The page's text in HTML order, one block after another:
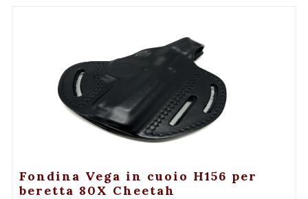
+ Maggiori Dettagli
Fondina Vega in cuoio H156 per
beretta 80X Cheetah